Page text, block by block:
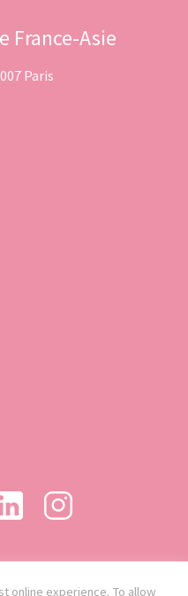
France-Asie
Paris
online experience. To allow